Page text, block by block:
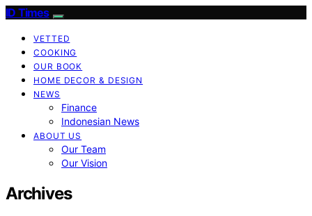
ID Times
VETTED
COOKING
OUR BOOK
HOME DECOR & DESIGN
NEWS
Finance
Indonesian News
ABOUT US
Our Team
Our Vision
Archives